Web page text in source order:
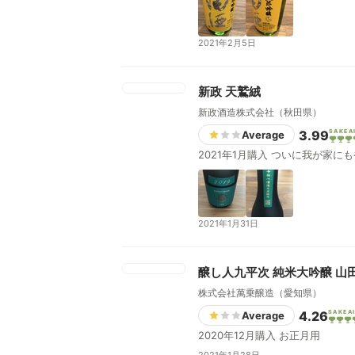
2021年2月5日
新政 天鷲絨
新政酒造株式会社（秋田県）
Average 3.99
2021年1月購入 ついに我が
2021年1月31日
醸し人九平次 純米大吟醸 山
株式会社萬乗醸造（愛知県）
Average 4.26
2020年12月購入 お正月用